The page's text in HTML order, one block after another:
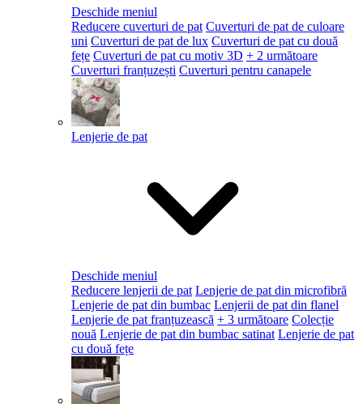
Deschide meniul
Reducere cuverturi de pat Cuverturi de pat de culoare
uni Cuverturi de pat de lux Cuverturi de pat cu două
fețe Cuverturi de pat cu motiv 3D + 2 următoare
Cuverturi franțuzești Cuverturi pentru canapele
Lenjerie de pat
Deschide meniul
Reducere lenjerii de pat Lenjerie de pat din microfibră
Lenjerie de pat din bumbac Lenjerii de pat din flanel
Lenjerie de pat franțuzească + 3 următoare Colecție
nouă Lenjerie de pat din bumbac satinat Lenjerie de pat
cu două fețe